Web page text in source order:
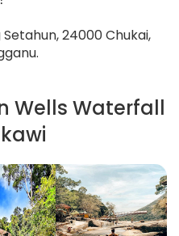
24000 Chukai,
Wells Waterfall